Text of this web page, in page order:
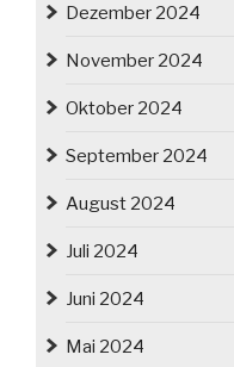
Dezember 2024
November 2024
Oktober 2024
September 2024
August 2024
Juli 2024
Juni 2024
Mai 2024